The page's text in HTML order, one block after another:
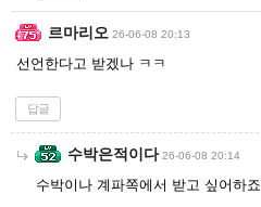
르마리오 26-06-08 20:13
선언한다고 받겠나 ㅋㅋ
답글
수박은적이다 26-06-08 20:14
수박이나 계파쪽에서 받고 싶어하죠